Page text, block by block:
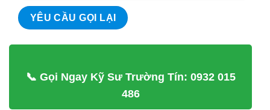
📞 Gọi Ngay Kỹ Sư Trường Tín: 0932 015
486